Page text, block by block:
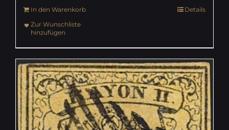
In den Warenkorb
Details
Zur Wunschliste
hinzufügen